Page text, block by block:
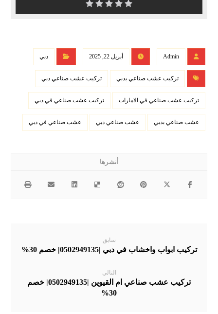
Admin أبريل 22, 2025 دبي
تركيب عشب صناعي بدبي تركيب عشب صناعي دبي
تركيب عشب صناعي في الامارات تركيب عشب صناعي في دبي
عشب صناعي بدبي عشب صناعي دبي عشب صناعي في دبي
سابق
تركيب ابواب واخشاب في دبي |0502949135| خصم 30%
التالي
تركيب عشب صناعي ام القيوين |0502949135| خصم
30%